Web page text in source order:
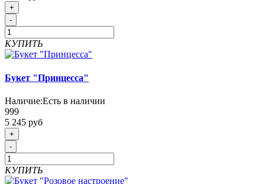
+
-
КУПИТЬ
Букет "Принцесса"
Наличие:Есть в наличии
999
5 245 руб
+
-
КУПИТЬ